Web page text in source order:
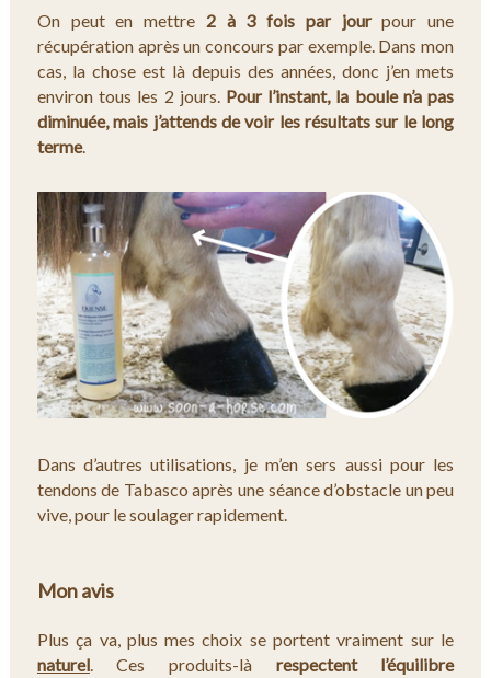
On peut en mettre 2 à 3 fois par jourpour une
récupération après un concours par exemple. Dans mon
cas, la chose est là depuis des années, donc j’en mets
environ tous les 2 jours. Pour l’instant, la boule n’a pas
diminuée, mais j’attends de voir les résultats sur le long
terme.
Dans d’autres utilisations, je m’en sers aussi pour les
tendons de Tabasco après une séance d’obstacle un peu
vive, pour le soulager rapidement.
Mon avis
Plus ça va, plus mes choix se portent vraiment sur le
naturel. Ces produits-là respectent l’équilibre